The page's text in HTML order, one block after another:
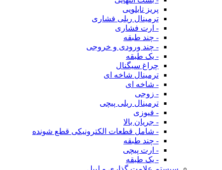
پریز تابلویی
ترمینال ریلی فشاری
- ارت فشاری
- چند طبقه
- چند ورودی و خروجی
- یک طبقه
چراغ سیگنال
ترمینال شاخه ای
- شاخه ای
- زوجی
ترمینال ریلی پیچی
- فیوزی
- جریان بالا
- شامل قطعات الکترونیکی قطع شونده
- چند طبقه
- ارت پیچی
- یک طبقه